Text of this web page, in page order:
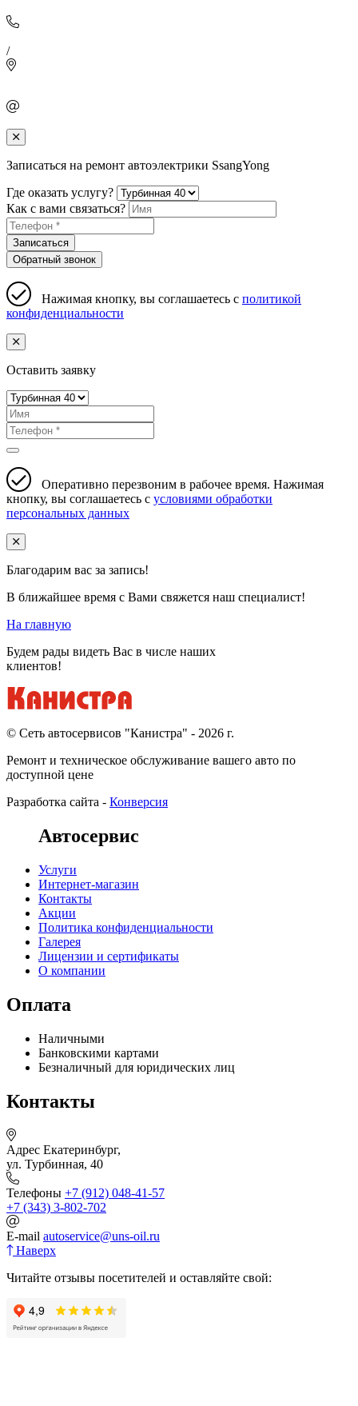
/
Записаться на ремонт автоэлектрики SsangYong
Где оказать услугу?
Как с вами связаться?
Записаться
Обратный звонок
Нажимая кнопку, вы соглашаетесь с политикой
конфиденциальности
Оставить заявку
Оперативно перезвоним в рабочее время. Нажимая
кнопку, вы соглашаетесь с условиями обработки
персональных данных
Благодарим вас за запись!
В ближайшее время с Вами свяжется наш специалист!
На главную
Будем рады видеть Вас в числе наших
клиентов!
© Cеть автосервисов "Канистра" - 2026 г.
Ремонт и техническое обслуживание вашего авто по
доступной цене
Разработка сайта - Конверсия
Автосервис
Услуги
Интернет-магазин
Контакты
Акции
Политика конфиденциальности
Галерея
Лицензии и сертификаты
О компании
Оплата
Наличными
Банковскими картами
Безналичный для юридических лиц
Контакты
Адрес Екатеринбург,
ул. Турбинная, 40
Телефоны +7 (912) 048-41-57
+7 (343) 3-802-702
E-mail autoservice@uns-oil.ru
Наверх
Читайте отзывы посетителей и оставляйте свой: